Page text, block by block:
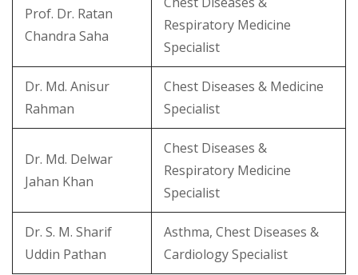
Prof. Dr. Ratan
Chandra Saha
Respiratory Medicine
Specialist
Dr. Md. Anisur
Rahman
Chest Diseases & Medicine
Specialist
Dr. Md. Delwar
Jahan Khan
Chest Diseases &
Respiratory Medicine
Specialist
Dr. S. M. Sharif
Uddin Pathan
Asthma, Chest Diseases &
Cardiology Specialist